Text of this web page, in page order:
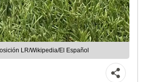
LR/Wikipedia/El Español